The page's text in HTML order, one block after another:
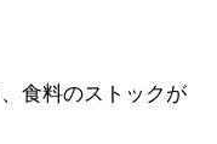
食料のストックが